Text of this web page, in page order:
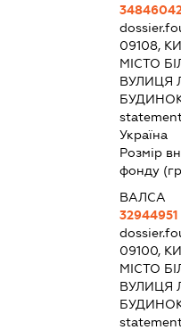
09108,
МІСТО
ВУЛИЦЯ
БУДИНОК
Україна
Розмір
фонду
ВАЛСА
32944951
09100,
МІСТО
ВУЛИЦЯ